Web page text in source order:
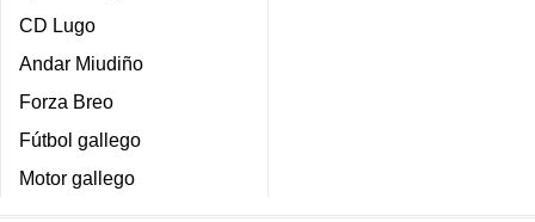
CD Lugo
Andar Miudiño
Forza Breo
Fútbol gallego
Motor gallego